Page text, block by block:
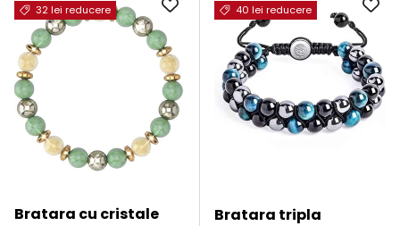
32 lei reducere
Bratara cu cristale
40 lei reducere
Bratara tripla